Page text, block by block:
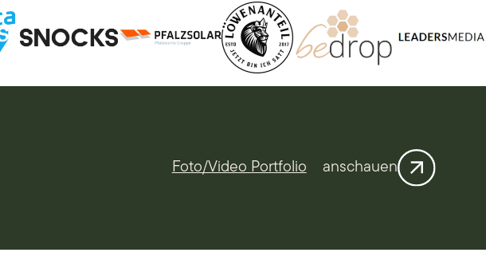
Foto/Video Portfolio anschauen